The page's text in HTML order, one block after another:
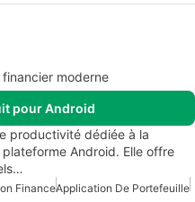
moderne
pour Android
productivité dédiée à la
Android. Elle offre
FinanceApplication De Portefeuille